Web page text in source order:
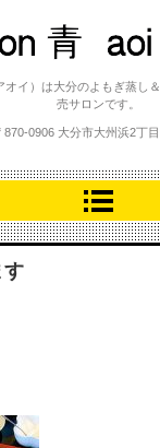
青 aoi
オイ）は大分のよもぎ蒸し
売サロンです。
870-0906 大分市大州浜
す